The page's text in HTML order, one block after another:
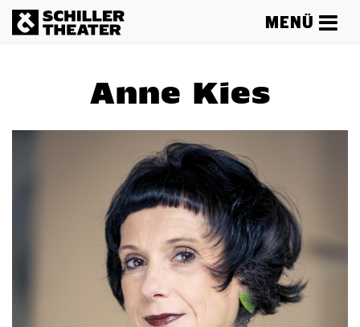
MENÜ
Anne Kies